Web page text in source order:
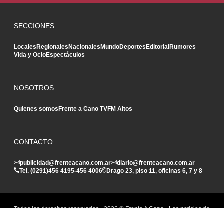
SECCIONES
LocalesRegionalesNacionalesMundoDeportesEditorialRumores
Vida y OcioEspectáculos
NOSOTROS
Quienes somosFrente a Cano TVFM Altos
CONTACTO
publicidad@frenteacano.com.ar
diario@frenteacano.com.ar
Tel. (0291)456 4195-456 4006 Drago 23, piso 11, oficinas 6, 7 y 8